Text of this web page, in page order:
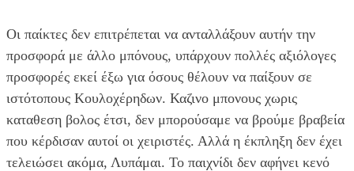
Οι παίκτες δεν επιτρέπεται να ανταλλάξουν αυτήν την
προσφορά με άλλο μπόνους, υπάρχουν πολλές αξιόλογες
προσφορές εκεί έξω για όσους θέλουν να παίξουν σε
ιστότοπους Κουλοχέρηδων. Καζινο μπονους χωρις
καταθεση βολος έτσι, δεν μπορούσαμε να βρούμε βραβεία
που κέρδισαν αυτοί οι χειριστές. Αλλά η έκπληξη δεν έχει
τελειώσει ακόμα, Λυπάμαι. Το παιχνίδι δεν αφήνει κενό